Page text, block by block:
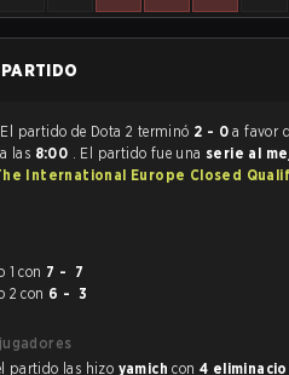
El partido de Dota 2 terminó 2 - 0 a favor
a las 8:00 . El partido fue una serie al
International Europe Closed
ganó el Juego 1 con
7 - 7
ganó el Juego 2 con 6 - 3
partido las hizo yamich con 4